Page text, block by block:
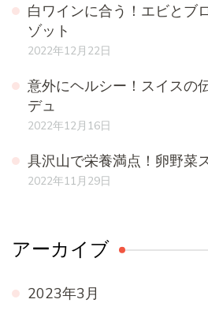
白ワインに合う！エビとブ
ゾット
2022年12月22日
意外にヘルシー！スイスの
デュ
2022年12月16日
具沢山で栄養満点！卵野菜
2022年11月29日
アーカイブ
2023年3月